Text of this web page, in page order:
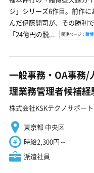
ジ」シリーズ6作目。前作
んだ伊藤開司が、その勝利
「24億円の脱...
関連ページ： 賭
一般事務・OA事務/
理業務管理者候補
株式会社KSKテクノサポート
東京都 中央区
時給2,300円～
派遣社員